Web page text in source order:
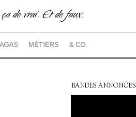
de vrai. Et de faux.
MÉTIERS & CO.
BANDES ANNONCES